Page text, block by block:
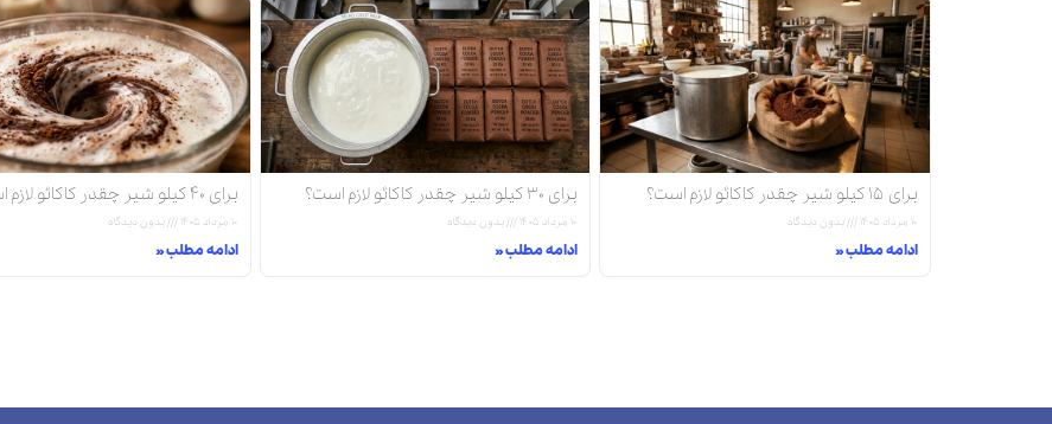
برای ۱۵ کیلو شیر چقدر کاکائو لازم است؟
۱۰ مرداد ۱۴۰۵ بدون دیدگاه
ادامه مطلب »
برای ۳۰ کیلو شیر چقدر کاکائو لازم است؟
۱۰ مرداد ۱۴۰۵ بدون دیدگاه
ادامه مطلب »
برای ۴۰ کیلو شیر چقدر کاکائو لازم است؟
۱۰ مرداد ۱۴۰۵ بدون دیدگاه
ادامه مطلب »